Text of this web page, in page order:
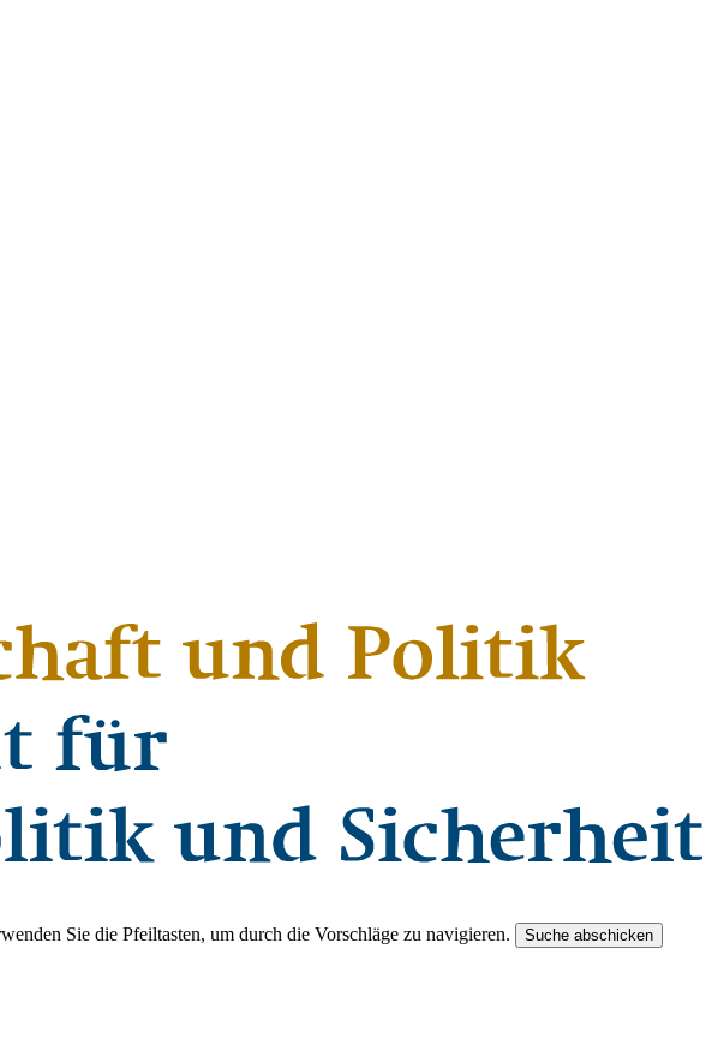
Sie die Pfeiltasten, um durch die Vorschläge zu navigieren. Suche abschicken